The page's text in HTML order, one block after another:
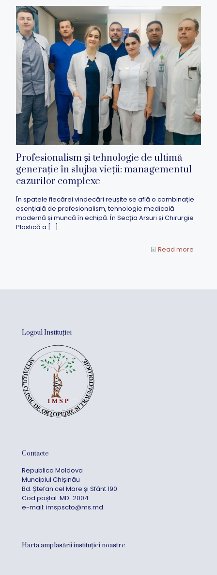
Profesionalism și tehnologie de ultimă
generație în slujba vieții: managementul
cazurilor complexe
În spatele fiecărei vindecări reușite se află o combinație
esențială de profesionalism, tehnologie medicală
modernă și muncă în echipă. În Secția Arsuri și Chirurgie
Plastică a […]
Read more
Logoul Instituției
Contacte
Republica Moldova
Muncipiul Chișinău
Bd. Ștefan cel Mare și Sfânt 190
Cod poștal: MD-2004
e-mail: imspscto@ms.md
Harta amplasării instituției noastre